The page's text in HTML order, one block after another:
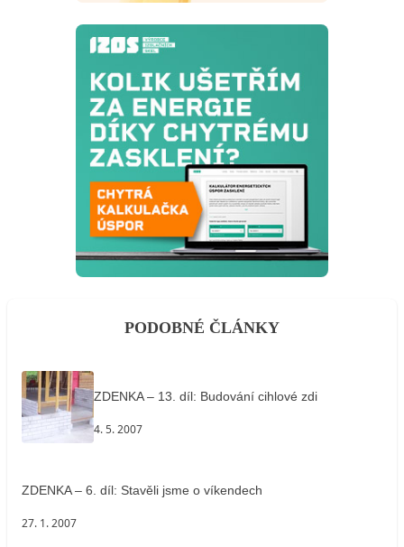
PODOBNÉ ČLÁNKY
ZDENKA – 13. díl: Budování cihlové zdi
4. 5. 2007
ZDENKA – 6. díl: Stavěli jsme o víkendech
27. 1. 2007